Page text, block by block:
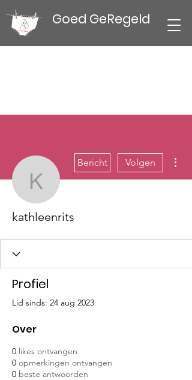
Goed GeRegeld
kathleenrits
Bericht Volgen
kathleenrits
Profiel
Lid sinds: 24 aug 2023
Over
0 likes ontvangen
0 opmerkingen ontvangen
0 beste antwoorden